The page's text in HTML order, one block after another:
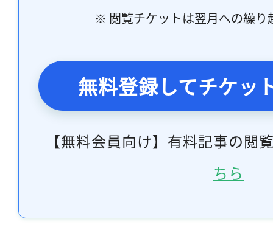
※ 閲覧チケットは翌月への繰り
無料登録してチケッ
【無料会員向け】有料記事の閲
ちら